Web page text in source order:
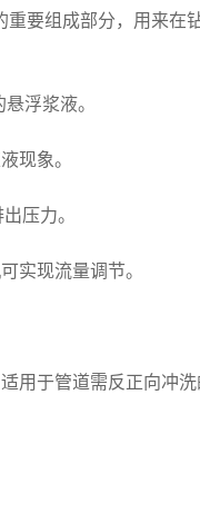
要组成部分，用来在
浮浆液。
现象。
压力。
实现流量调节。
用于管道需反正向冲